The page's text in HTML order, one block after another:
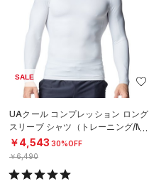
SALE
UAクール コンプレッション ロング
スリーブ シャツ（トレーニング/ME
N）
￥4,543 30%OFF
￥6,490